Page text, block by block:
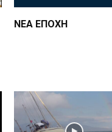
ΝΕΑ ΕΠΟΧΗ